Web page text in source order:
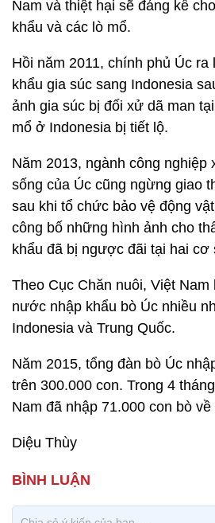
Nam và thiệt hại sẽ đáng kể
khẩu và các lò mổ.
Hồi năm 2011, chính phủ Úc
khẩu gia súc sang Indonesia
ảnh gia súc bị đối xử dã man
mổ ở Indonesia bị tiết lộ.
Năm 2013, ngành công nghiệp
sống của Úc cũng ngừng giao
sau khi tổ chức bảo vệ động
công bố những hình ảnh cho
khẩu đã bị ngược đãi tại hai cơ
Theo Cục Chăn nuôi, Việt
nước nhập khẩu bò Úc nhiều
Indonesia và Trung Quốc.
Năm 2015, tổng đàn bò Úc
trên 300.000 con. Trong 4
Nam đã nhập 71.000 con bò
Diệu Thùy